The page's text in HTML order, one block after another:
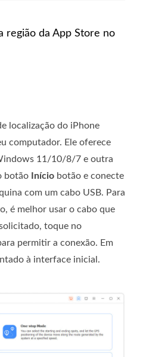
região da App Store no
localização do iPhone
computador. Ele oferece
11/10/8/7 e outra
botão
Início botão e conecte
com um cabo USB. Para
é melhor usar o cabo que
toque no
permitir a conexão. Em
à interface inicial.